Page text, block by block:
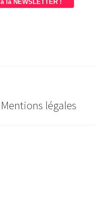
à la NEWSLETTER !
Mentions légales